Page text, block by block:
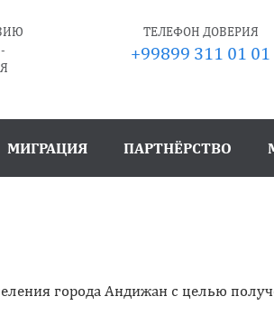
ТЕЛЕФОН ДОВЕРИЯ
+99899 311 01 01
МИГРАЦИЯ ПАРТНЁРСТВО
города Андижан с целью